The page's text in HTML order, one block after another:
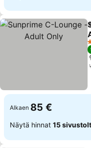
Alkaen 85 €
Näytä hinnat 15